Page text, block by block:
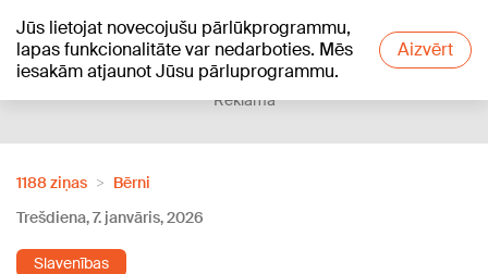
Jūs lietojat novecojušu pārlūkprogrammu,
lapas funkcionalitāte var nedarboties. Mēs
iesakām atjaunot Jūsu pārluprogrammu.
Aizvērt
+18°C
Reklāma
1188 ziņas
Bērni
Trešdiena, 7. janvāris, 2026
Slavenības